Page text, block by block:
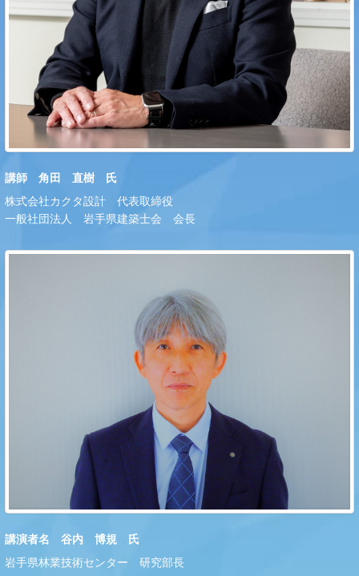
講師 角田 直樹 氏
株式会社カクタ設計 代表取締役
一般社団法人 岩手県建築士会 会長
講演者名 谷内 博規 氏
岩手県林業技術センター 研究部長